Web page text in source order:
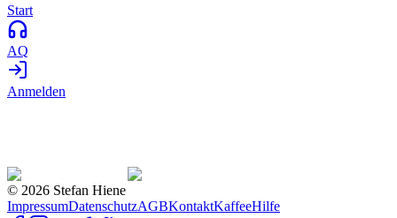
Start
AQ
Anmelden
© 2026 Stefan Hiene
ImpressumDatenschutzAGBKontaktKaffeeHilfe